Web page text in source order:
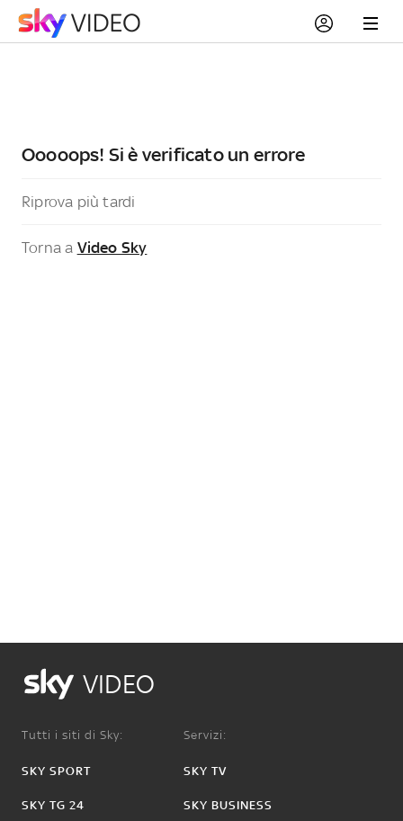
Ooooops! Si è verificato un errore
Riprova più tardi
Torna a Video Sky
VIDEO
Tutti i siti di Sky:
SKY SPORT
SKY TG 24
Servizi:
SKY TV
SKY BUSINESS